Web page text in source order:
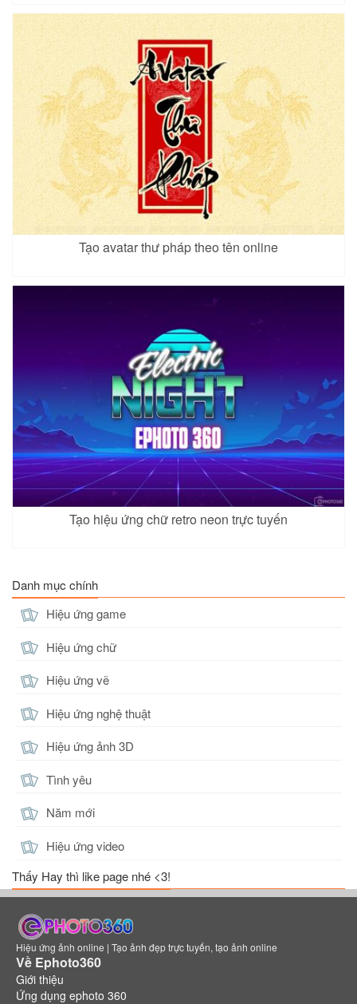
Tạo avatar thư pháp theo tên online
Tạo hiệu ứng chữ retro neon trực tuyến
Danh mục chính
Hiệu ứng game
Hiệu ứng chữ
Hiệu ứng vẽ
Hiệu ứng nghệ thuật
Hiệu ứng ảnh 3D
Tình yêu
Năm mới
Hiệu ứng video
Thấy Hay thì like page nhé <3!
Hiệu ứng ảnh online | Tạo ảnh đẹp trực tuyến, tạo ảnh online
Về Ephoto360
Giới thiệu
Ứng dụng ephoto 360